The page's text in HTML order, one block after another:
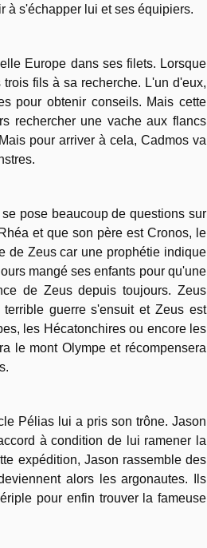
à s'échapper lui et ses équipiers.
Europe dans ses filets. Lorsque
fils à sa recherche. L'un d'eux,
pour obtenir conseils. Mais cette
rechercher une vache aux flancs
pour arriver à cela, Cadmos va
pose beaucoup de questions sur
et que son père est Cronos, le
de Zeus car une prophétie indique
mangé ses enfants pour qu'une
de Zeus depuis toujours. Zeus
guerre s'ensuit et Zeus est
les Hécatonchires ou encore les
le mont Olympe et récompensera
Pélias lui a pris son trône. Jason
à condition de lui ramener la
expédition, Jason rassemble des
alors les argonautes. Ils
pour enfin trouver la fameuse